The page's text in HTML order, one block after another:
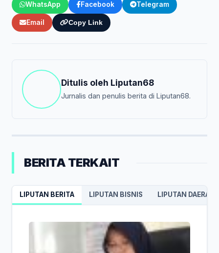
WhatsApp Facebook Telegram
Email Copy Link
Ditulis oleh Liputan68
Jurnalis dan penulis berita di Liputan68.
BERITA TERKAIT
LIPUTAN BERITA LIPUTAN BISNIS LIPUTAN DAERAH